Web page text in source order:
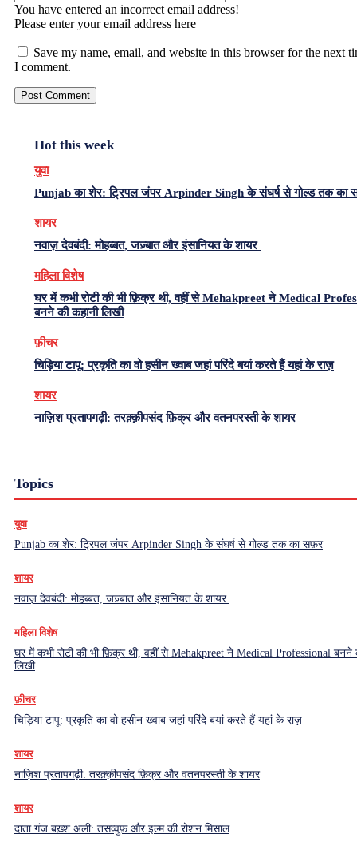
You have entered an incorrect email address!
Please enter your email address here
Save my name, email, and website in this browser for the next
I comment.
Hot this week
युवा
Punjab का शेर: ट्रिपल जंपर Arpinder Singh के संघर्ष से गोल्ड तक का
शायर
नवाज़ देवबंदी: मोहब्बत, जज़्बात और इंसानियत के शायर
महिला विशेष
घर में कभी रोटी की भी फ़िक्र थी, वहीं से Mehakpreet ने Medical
बनने की कहानी लिखी
फ़ीचर
चिड़िया टापू: प्रकृति का वो हसीन ख्वाब जहां परिंदे बयां करते हैं यहां के राज़
शायर
नाज़िश प्रतापगढ़ी: तरक़्क़ीपसंद फ़िक्र और वतनपरस्ती के शायर
Topics
युवा
Punjab का शेर: ट्रिपल जंपर Arpinder Singh के संघर्ष से गोल्ड तक का सफ़र
शायर
नवाज़ देवबंदी: मोहब्बत, जज़्बात और इंसानियत के शायर
महिला विशेष
घर में कभी रोटी की भी फ़िक्र थी, वहीं से Mehakpreet ने Medical Professional बनने
लिखी
फ़ीचर
चिड़िया टापू: प्रकृति का वो हसीन ख्वाब जहां परिंदे बयां करते हैं यहां के राज़
शायर
नाज़िश प्रतापगढ़ी: तरक़्क़ीपसंद फ़िक्र और वतनपरस्ती के शायर
शायर
दाता गंज बख़्श अली: तसव्वुफ़ और इल्म की रोशन मिसाल